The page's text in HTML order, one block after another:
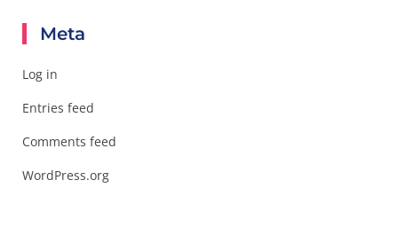
Meta
Log in
Entries feed
Comments feed
WordPress.org